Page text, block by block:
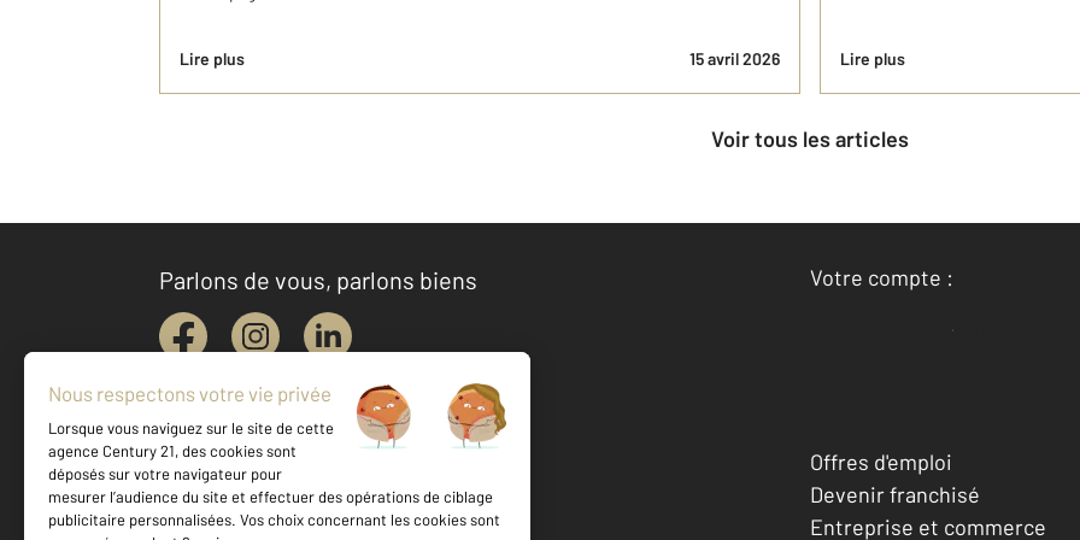
Lire plus 15 avril 2026 Lire plus
Voir tous les articles
Parlons de vous, parlons biens
Votre compte :
Accéder à mon compte
Offres d'emploi
Devenir franchisé
Entreprise et commerce